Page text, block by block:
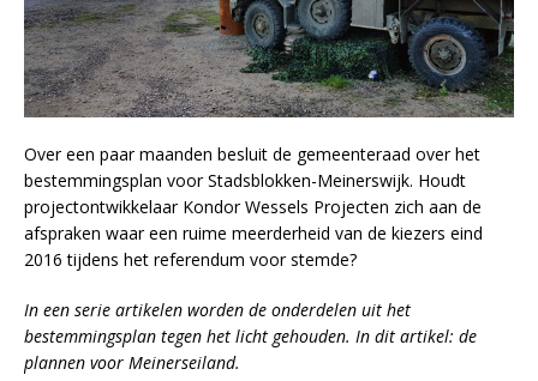
Over een paar maanden besluit de gemeenteraad over het
bestemmingsplan voor Stadsblokken-Meinerswijk. Houdt
projectontwikkelaar Kondor Wessels Projecten zich aan de
afspraken waar een ruime meerderheid van de kiezers eind
2016 tijdens het referendum voor stemde?
In een serie artikelen worden de onderdelen uit het
bestemmingsplan tegen het licht gehouden. In dit artikel: de
plannen voor Meinerseiland.